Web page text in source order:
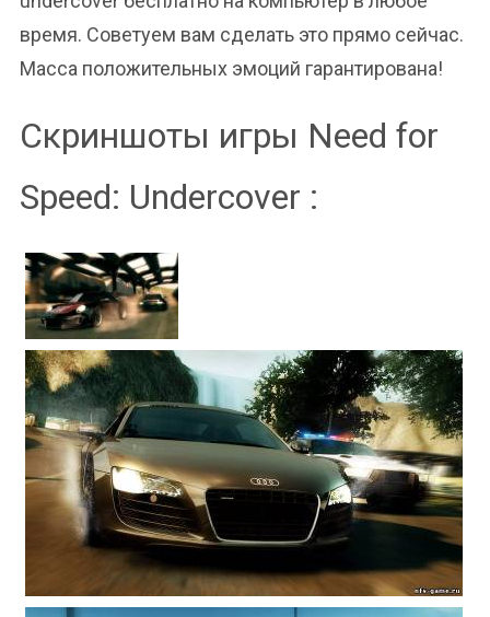
время. Советуем вам сделать это прямо сейчас.
Масса положительных эмоций гарантирована!
Скриншоты игры Need for
Speed: Undercover :